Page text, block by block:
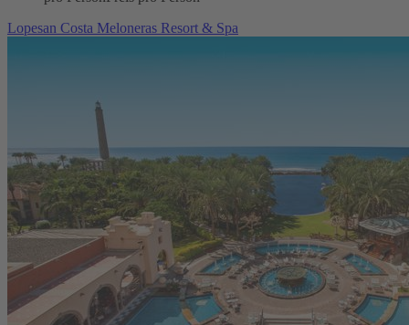
Lopesan Costa Meloneras Resort & Spa